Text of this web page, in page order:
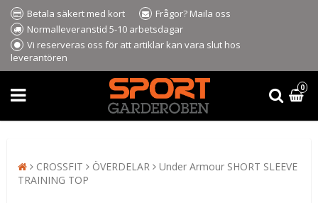
Betala säkert med kort
Frågor? Maila oss
Normalleveranstid 5-10 arbetsdagar
Vi reserveras oss för att artiklar kan vara slut hos
leverantören
0
CROSSFIT ÖVERDELAR
Under Armour SHORT SLEEVE
TRAINING TOP